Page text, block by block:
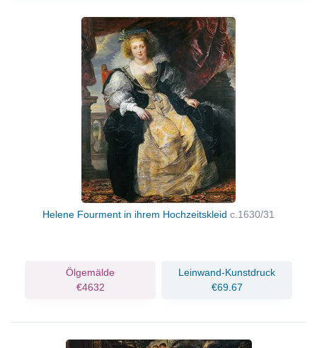
Helene Fourment in ihrem Hochzeitskleid c.1630/31
Ölgemälde
€4632
Leinwand-Kunstdruck
€69.67